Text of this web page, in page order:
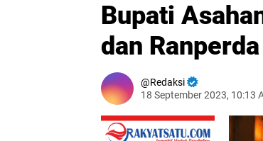
Bupati
dan
Redaksi
18 September 2023, 10:13